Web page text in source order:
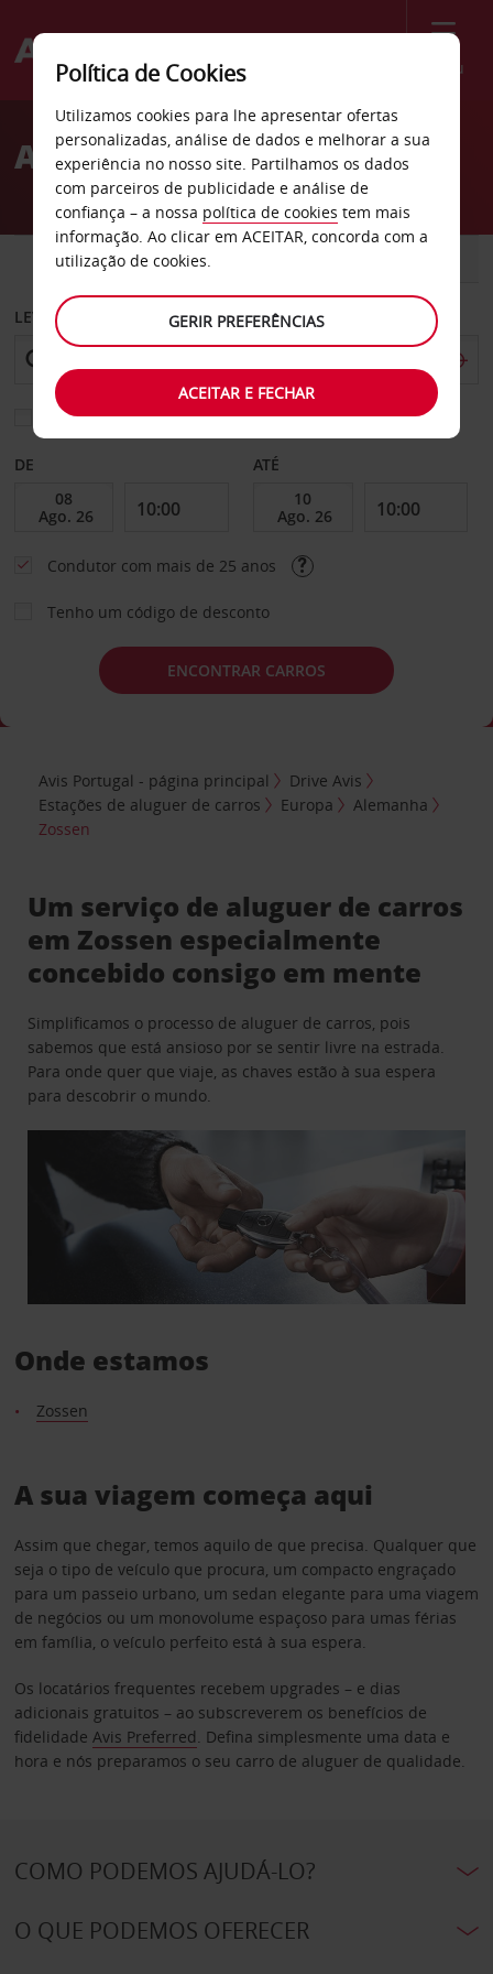
Menu
Welcome
AvisAluguer de carros Zossen
CARRO
LEVANTAR EM
Escolher uma estação de devolução diferente
DE ATÉ
Condutor com mais de 25 anos
Tenho um código de desconto
ENCONTRAR CARROS
Avis Portugal - página principal
Drive Avis
Estações de aluguer de carros
Europa
Alemanha
Zossen
Um serviço de aluguer de carros
em Zossen especialmente
concebido consigo em mente
Simplificamos o processo de aluguer de carros, pois
sabemos que está ansioso por se sentir livre na estrada.
Para onde quer que viaje, as chaves estão à sua espera
para descobrir o mundo.
Onde estamos
Zossen
A sua viagem começa aqui
Assim que chegar, temos aquilo de que precisa. Qualquer que
seja o tipo de veículo que procura, um compacto engraçado
para um passeio urbano, um sedan elegante para uma viagem
de negócios ou um monovolume espaçoso para umas férias
em família, o veículo perfeito está à sua espera.
Os locatários frequentes recebem upgrades – e dias
adicionais gratuitos – ao subscreverem os benefícios de
fidelidade Avis Preferred. Defina simplesmente uma data e
hora e nós preparamos o seu carro de aluguer de qualidade.
COMO PODEMOS AJUDÁ-LO?
O QUE PODEMOS OFERECER
Política de Cookies
Utilizamos cookies para lhe apresentar ofertas
personalizadas, análise de dados e melhorar a sua
experiência no nosso site. Partilhamos os dados
com parceiros de publicidade e análise de
confiança – a nossa política de cookies tem mais
informação. Ao clicar em ACEITAR, concorda com a
utilização de cookies.
GERIR PREFERÊNCIAS
ACEITAR E FECHAR